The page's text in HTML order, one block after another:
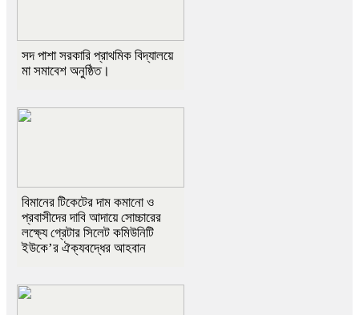
সদ পাশা সরকারি প্রাথমিক বিদ্যালয়ে
মা সমাবেশ অনুষ্ঠিত।
বিমানের টিকেটের দাম কমানো ও
প্রবাসীদের দাবি আদায়ে সোচ্চারের
লক্ষ্যে গ্রেটার সিলেট কমিউনিটি
ইউকে’র ঐক্যবদ্ধের আহবান